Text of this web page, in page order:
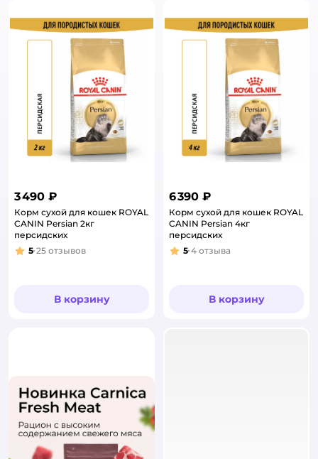
3 490 ₽
Корм сухой для кошек ROYAL
CANIN Persian 2кг
персидских
Рейтинг:
5 25 отзывов
В корзину
6 390 ₽
Корм сухой для кошек ROYAL
CANIN Persian 4кг
персидских
Рейтинг:
5 4 отзыва
В корзину